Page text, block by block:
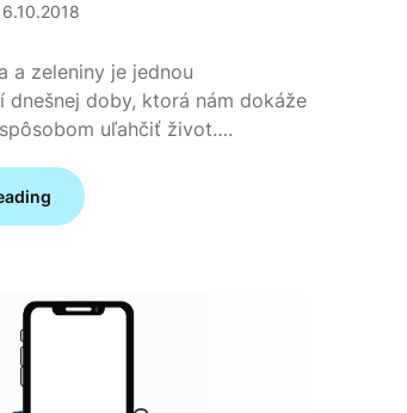
6.10.2018
a zeleniny je jednou
dnešnej doby, ktorá nám dokáže
uľahčiť život….